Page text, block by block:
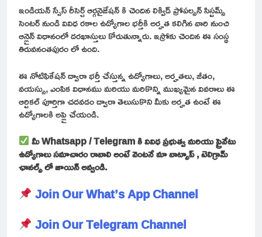
ఇండియన్ స్పేస్ రీసెర్చ్ ఆర్గనైజేషన్ కి చెందిన లిక్విడ్ ప్రోపల్సన్ సిస్టమ్స్
సెంటర్ నుండి వివిధ రకాల ఉద్యోగాల భర్తీకి అర్హత కలిగిన వారి నుంచి
ఆన్లైన్ విధానంలో దరఖాస్తులు కోరుతున్నారు. ఇస్రోకు చెందిన ఈ సంస్థ
తిరువనంతపురం లో ఉంది.
ఈ నోటిఫికేషన్ ద్వారా భర్తీ చేస్తున్న ఉద్యోగాలు, అర్హతలు, జీతం,
వయస్సు, ఎంపిక విధానము మరియు మరికొన్ని ముఖ్యమైన వివరాలు ఈ
ఆర్టికల్ పూర్తిగా చదవడం ద్వారా తెలుసుకొని మీకు అర్హత ఉంటే ఈ
ఉద్యోగాలకి అప్లై చేయండి.
మీ Whatsapp / Telegram కి వివిధ ప్రభుత్వ మరియు ప్రైవేటు
ఉద్యోగాలు సమాచారం రావాలి అంటే వెంటనే మా వాట్సాప్ , టెలిగ్రామ్
ఛానల్స్ లో జాయిన్ అవ్వండి.
Join Our What’s App Channel
Join Our Telegram Channel